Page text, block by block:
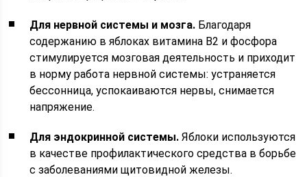
Для нервной системы и мозга. Благодаря
содержанию в яблоках витамина В2 и фосфора
стимулируется мозговая деятельность и приходит
в норму работа нервной системы: устраняется
бессонница, успокаиваются нервы, снимается
напряжение.
Для эндокринной системы. Яблоки используются
в качестве профилактического средства в борьбе
с заболеваниями щитовидной железы.